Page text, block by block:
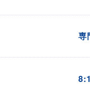
専